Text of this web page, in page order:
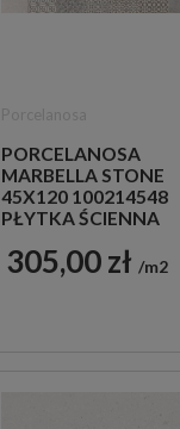
PORCELANOSA
MARBELLA STONE
45X120 100214548
PŁYTKA ŚCIENNA
305,00 zł m2